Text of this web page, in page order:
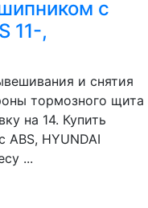
с
11-,
и снятия
тормозного щита
на 14. Купить
HYUNDAI
...